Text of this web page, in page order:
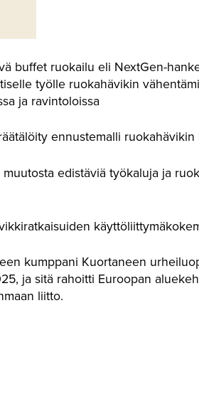
buffet ruokailu eli NextGen-
työlle ruokahävikin
ja ravintoloissa
ennustemalli ruokahävikin
edistäviä työkaluja ja
kumppani Kuortaneen
ja sitä rahoitti Euroopan
liitto.